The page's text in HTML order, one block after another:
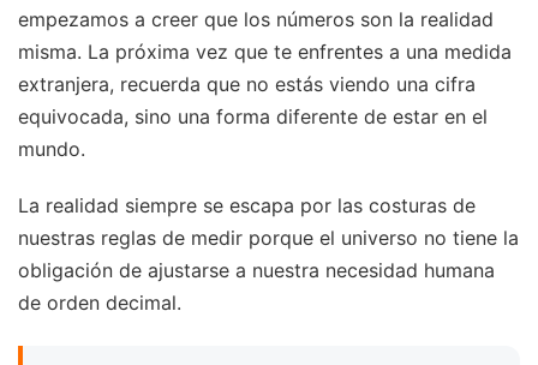
empezamos a creer que los números son la realidad
misma. La próxima vez que te enfrentes a una medida
extranjera, recuerda que no estás viendo una cifra
equivocada, sino una forma diferente de estar en el
mundo.
La realidad siempre se escapa por las costuras de
nuestras reglas de medir porque el universo no tiene la
obligación de ajustarse a nuestra necesidad humana
de orden decimal.